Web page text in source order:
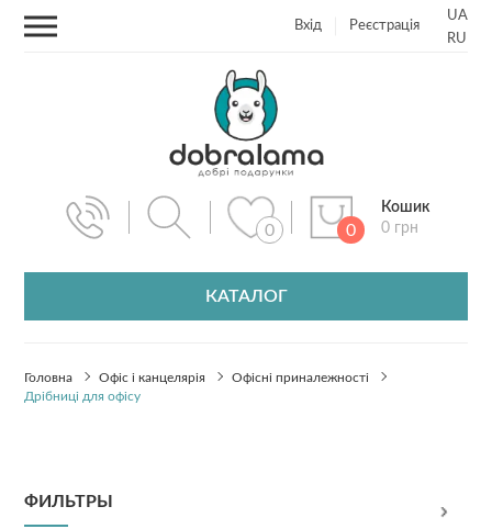
Вхід Реєстрація
UA
RU
0 0
Кошик
0 грн
КАТАЛОГ
Головна Офіс і канцелярія
Офісні приналежності
Дрібниці для офісу
ФИЛЬТРЫ